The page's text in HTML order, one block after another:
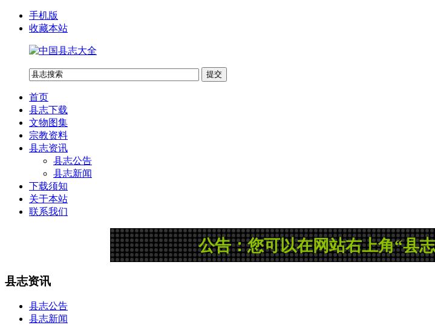
手机版
收藏本站
首页
县志下载
文物图集
宗教资料
县志资讯
县志公告
县志新闻
下载须知
关于本站
联系我们
公告：您可以在网站右上角“县志搜
县志资讯
县志公告
县志新闻